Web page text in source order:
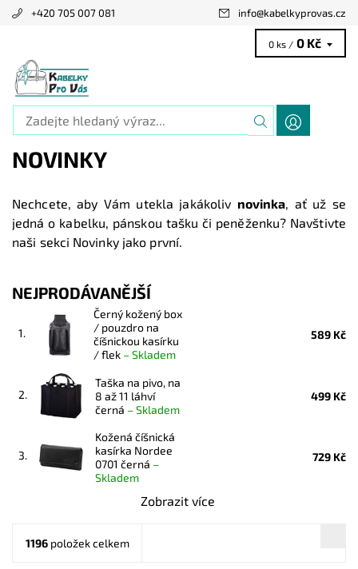
+420 705 007 081 info@kabelkyprovas.cz
0 ks / 0 Kč
NOVINKY
Nechcete, aby Vám utekla jakákoliv novinka, ať už se
jedná o kabelku, pánskou tašku či peněženku? Navštivte
naši sekci Novinky jako první.
NEJPRODÁVANĚJŠÍ
1.
Černý kožený box
/ pouzdro na
číšnickou kasírku
/ flek –Skladem
589 Kč
2.
Taška na pivo, na
8 až 11 láhví
černá –Skladem
499 Kč
3.
Kožená číšnická
kasírka Nordee
0701 černá –
Skladem
729 Kč
Zobrazit více
1196 položek celkem